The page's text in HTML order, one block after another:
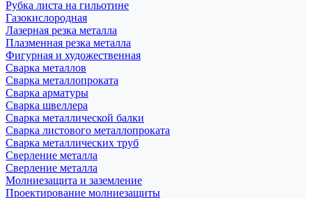
Рубка листа на гильотине
Газокислородная
Лазерная резка металла
Плазменная резка металла
Фигурная и художественная
Сварка металлов
Сварка металлопроката
Сварка арматуры
Сварка швеллера
Сварка металлической балки
Сварка листового металлопроката
Сварка металлических труб
Сверление металла
Сверление металла
Молниезащита и заземление
Проектирование молниезащиты